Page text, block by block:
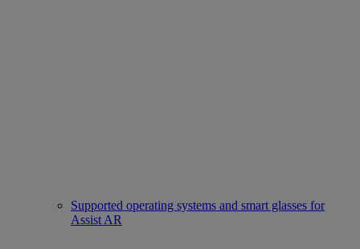
Supported operating systems and smart glasses for
Assist AR